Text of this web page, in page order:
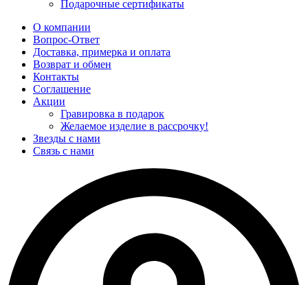
Подарочные сертификаты
О компании
Вопрос-Ответ
Доставка, примерка и оплата
Возврат и обмен
Контакты
Соглашение
Акции
Гравировка в подарок
Желаемое изделие в рассрочку!
Звезды с нами
Связь с нами